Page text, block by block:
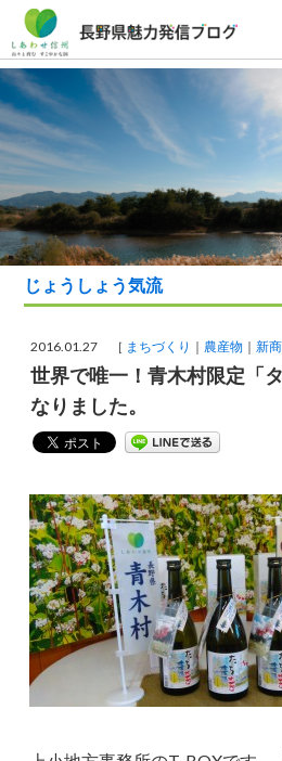
じょうしょう気流
2016.01.27 ［ まちづくり 農産物 新
世界で唯一！青木村限定「
なりました。